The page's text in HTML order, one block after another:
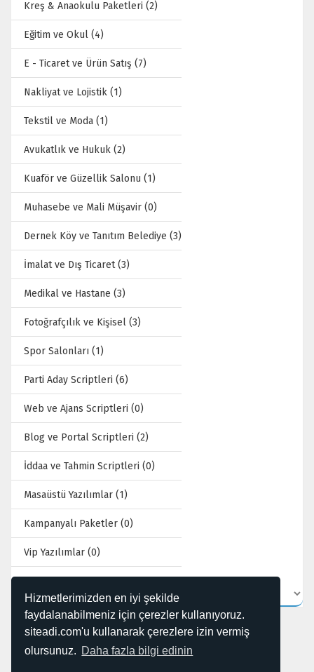
Hizmetlerimizden en iyi şekilde
faydalanabilmeniz için çerezler kullanıyoruz.
siteadi.com'u kullanarak çerezlere izin vermiş
olursunuz. Daha fazla bilgi edinin
Kreş & Anaokulu Paketleri (2)
Eğitim ve Okul (4)
E - Ticaret ve Ürün Satış (7)
Nakliyat ve Lojistik (1)
Tekstil ve Moda (1)
Avukatlık ve Hukuk (2)
Kuaför ve Güzellik Salonu (1)
Muhasebe ve Mali Müşavir (0)
Dernek Köy ve Tanıtım Belediye (3)
İmalat ve Dış Ticaret (3)
Medikal ve Hastane (3)
Fotoğrafçılık ve Kişisel (3)
Spor Salonları (1)
Parti Aday Scriptleri (6)
Web ve Ajans Scriptleri (0)
Blog ve Portal Scriptleri (2)
İddaa ve Tahmin Scriptleri (0)
Masaüstü Yazılımlar (1)
Kampanyalı Paketler (0)
Vip Yazılımlar (0)